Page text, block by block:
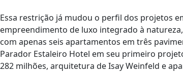
Essa restrição já mudou o perfil dos projetos
empreendimento de luxo integrado à
com apenas seis apartamentos em três
Parador Estaleiro Hotel em seu primeiro
282 milhões, arquitetura de Isay Weinfeld e